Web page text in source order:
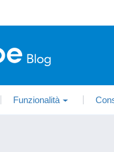
Funzionalità